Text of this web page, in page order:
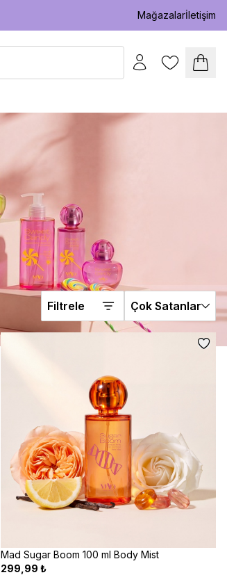
Mağazalarİletişim
Filtrele Çok Satanlar
Mad Sugar Boom 100 ml Body Mist
299,99 ₺